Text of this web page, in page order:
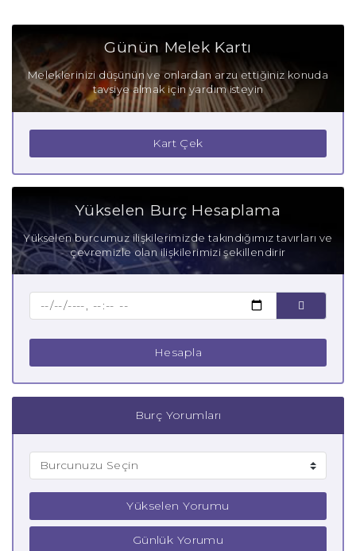
Günün Melek Kartı
Meleklerinizi düşünün ve onlardan arzu ettiğiniz konuda
tavsiye almak için yardım isteyin
Kart Çek
Yükselen Burç Hesaplama
Yükselen burcumuz ilişkilerimizde takındığımız tavırları ve
çevremizle olan ilişkilerimizi şekillendirir
Hesapla
Burç Yorumları
Yükselen Yorumu
Günlük Yorumu